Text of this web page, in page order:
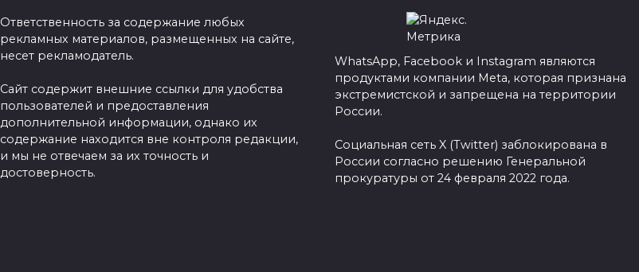
Ответственность за содержание любых
рекламных материалов, размещенных на сайте,
несет рекламодатель.
Сайт содержит внешние ссылки для удобства
пользователей и предоставления
дополнительной информации, однако их
содержание находится вне контроля редакции,
и мы не отвечаем за их точность и
достоверность.
WhatsApp, Facebook и Instagram являются
продуктами компании Meta, которая признана
экстремистской и запрещена на территории
России.
Социальная сеть X (Twitter) заблокирована в
России согласно решению Генеральной
прокуратуры от 24 февраля 2022 года.